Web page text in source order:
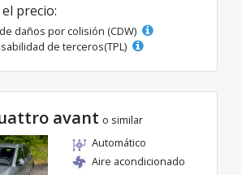
precio:
daños por colisión (CDW)
de terceros(TPL)
avant o similar
Automático
Aire acondicionado